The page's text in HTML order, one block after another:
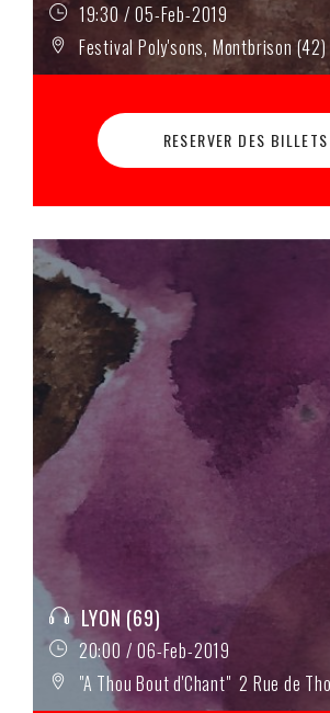
19:30 / 05-Feb-2019
Festival Poly'sons, Montbrison (42)
RESERVER DES BILLETS
LYON (69)
20:00 / 06-Feb-2019
"A Thou Bout d'Chant" 2 Rue de